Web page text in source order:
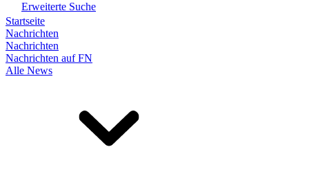
Erweiterte Suche
Startseite
Nachrichten
Nachrichten
Nachrichten auf FN
Alle News